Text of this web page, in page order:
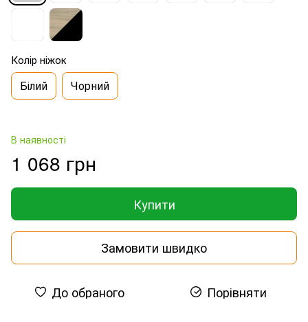
Колір ніжок
Білий Чорний
В наявності
1 068 грн
Купити
Замовити швидко
До обраного Порівняти